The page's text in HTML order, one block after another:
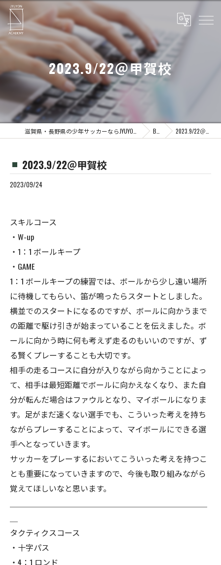
2023.9/22＠甲賀校
Blog 2023.9/22＠甲賀校
2023.9/22＠甲賀校
2023/09/24
スキルコース
・W-up
・1：1 ボールキープ
・GAME
1：1 ボールキープの練習では、ボールから少し遠い場所
に待機してもらい、笛が鳴ったらスタートとしました。
横並でのスタートになるのですが、ボールに向かうまで
の距離で駆け引きが始まっていることを伝えました。ボ
ールに向かう時に何も考えず走るのもいいのですが、ず
る賢くプレーすることも大切です。
相手の走るコースに自分が入りながら向かうことによっ
て、相手は最短距離でボールに向かえなくなり、また自
分が転んだ場合はファウルとなり、マイボールになりま
す。足がまだ速くない選手でも、こういった考えを持ち
ながらプレーすることによって、マイボールにできる選
手へとなっていきます。
サッカーをプレーするにおいてこういった考えを持つこ
とも重要になっていきますので、今後も取り組みながら
覚えてほしいなと思います。
タクティクスコース
・十字パス
・4：1 ロンド